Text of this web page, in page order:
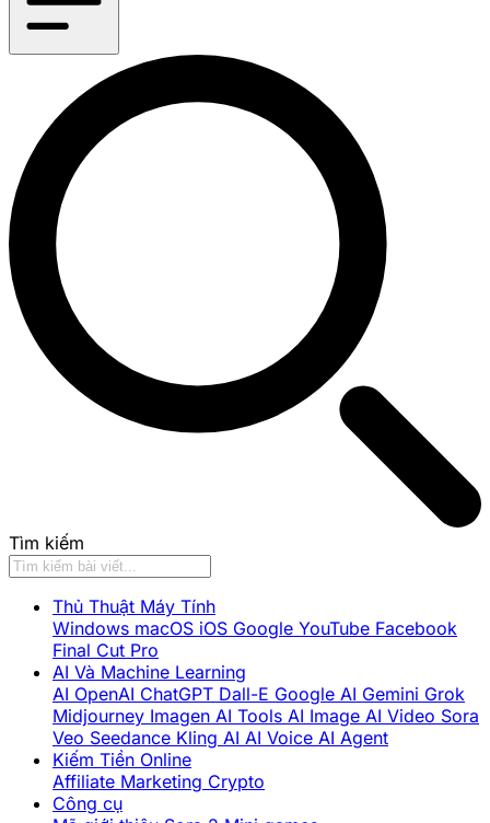
Tìm kiếm
Thủ Thuật Máy Tính
Windows macOS iOS Google YouTube Facebook
Final Cut Pro
AI Và Machine Learning
AI OpenAI ChatGPT Dall-E Google AI Gemini Grok
Midjourney Imagen AI Tools AI Image AI Video Sora
Veo Seedance Kling AI AI Voice AI Agent
Kiếm Tiền Online
Affiliate Marketing Crypto
Công cụ